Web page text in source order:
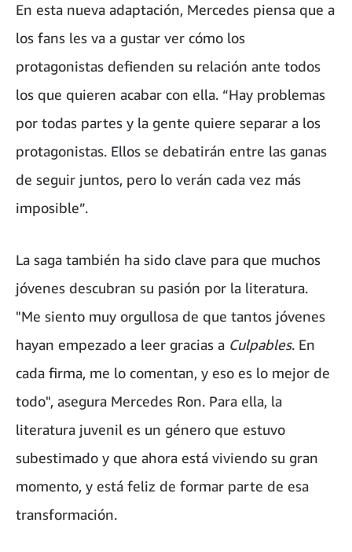
En esta nueva adaptación, Mercedes piensa que a
los fans les va a gustar ver cómo los
protagonistas defienden su relación ante todos
los que quieren acabar con ella. “Hay problemas
por todas partes y la gente quiere separar a los
protagonistas. Ellos se debatirán entre las ganas
de seguir juntos, pero lo verán cada vez más
imposible”.
La saga también ha sido clave para que muchos
jóvenes descubran su pasión por la literatura.
"Me siento muy orgullosa de que tantos jóvenes
hayan empezado a leer gracias a Culpables. En
cada firma, me lo comentan, y eso es lo mejor de
todo", asegura Mercedes Ron. Para ella, la
literatura juvenil es un género que estuvo
subestimado y que ahora está viviendo su gran
momento, y está feliz de formar parte de esa
transformación.